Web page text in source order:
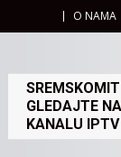
O NAMA
GLEDAJTE
KANALU IPTV